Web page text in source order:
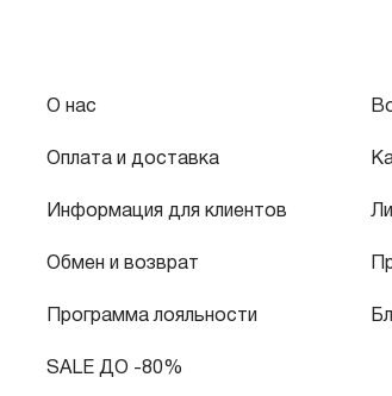
О нас
Оплата и доставка
Информация для клиентов
Обмен и возврат
Программа лояльности
SALE ДО -80%